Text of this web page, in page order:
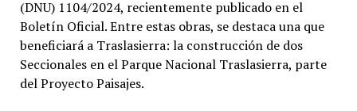
(DNU) 1104/2024, recientemente publicado en el
Boletín Oficial. Entre estas obras, se destaca una que
beneficiará a Traslasierra: la construcción de dos
Seccionales en el Parque Nacional Traslasierra, parte
del Proyecto Paisajes.